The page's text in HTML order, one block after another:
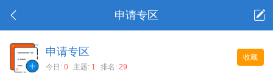
申请专区
收藏
申请专区
今日: 0 主题: 1 排名: 29